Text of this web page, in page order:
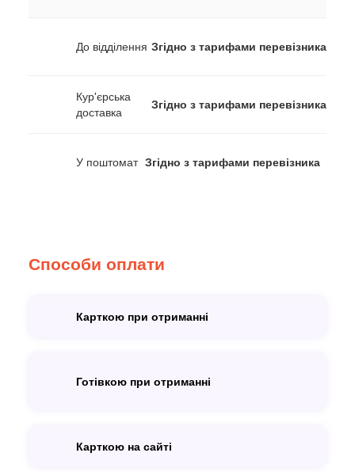
До відділення Згідно з тарифами перевізника
Кур'єрська
доставка
Згідно з тарифами перевізника
У поштомат Згідно з тарифами перевізника
Способи оплати
Карткою при отриманні
Готівкою при отриманні
Карткою на сайті